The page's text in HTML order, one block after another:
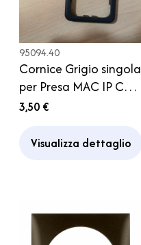
95094.40
Cornice Grigio singola
per Presa MAC IP CBE
Caravan Camper
3,50 €
Visualizza dettaglio